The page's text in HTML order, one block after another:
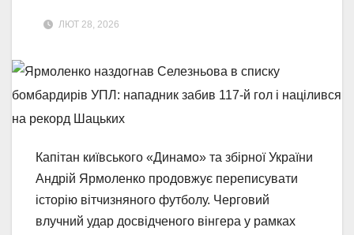
ЛЮТ 28, 2026
Капітан київського «Динамо» та збірної України
Андрій Ярмоленко продовжує переписувати
історію вітчизняного футболу. Черговий
влучний удар досвідченого вінгера у рамках